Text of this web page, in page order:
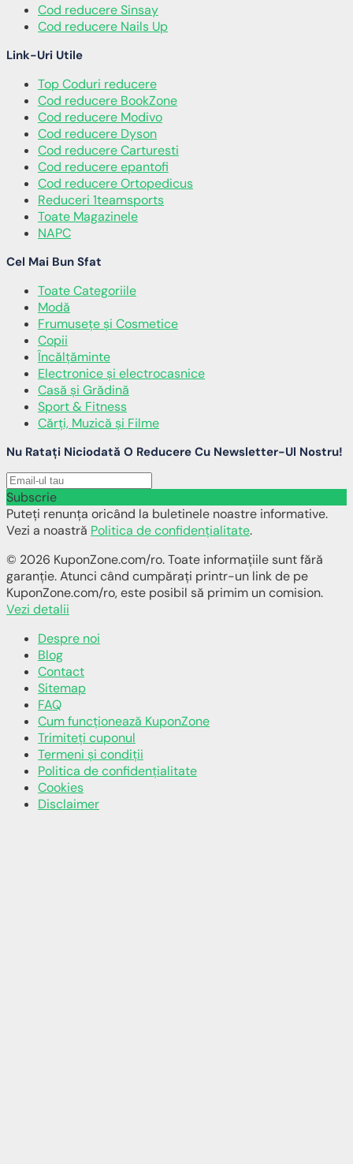
Cod reducere Sinsay
Cod reducere Nails Up
Link-Uri Utile
Top Coduri reducere
Cod reducere BookZone
Cod reducere Modivo
Cod reducere Dyson
Cod reducere Carturesti
Cod reducere epantofi
Cod reducere Ortopedicus
Reduceri 1teamsports
Toate Magazinele
NAPC
Cel Mai Bun Sfat
Toate Categoriile
Modă
Frumusețe și Cosmetice
Copii
Încălţăminte
Electronice și electrocasnice
Casă și Grădină
Sport & Fitness
Cărți, Muzică și Filme
Nu Ratați Niciodată O Reducere Cu Newsletter-Ul Nostru!
Subscrie
Puteți renunța oricând la buletinele noastre informative.
Vezi a noastră Politica de confidențialitate.
© 2026 KuponZone.com/ro. Toate informațiile sunt fără
garanție. Atunci când cumpărați printr-un link de pe
KuponZone.com/ro, este posibil să primim un comision.
Vezi detalii
Despre noi
Blog
Contact
Sitemap
FAQ
Cum funcționează KuponZone
Trimiteți cuponul
Termeni și condiții
Politica de confidențialitate
Cookies
Disclaimer